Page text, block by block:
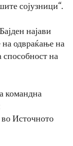
сојузници“.
најави
на одвраќање на
на
командна
Источното